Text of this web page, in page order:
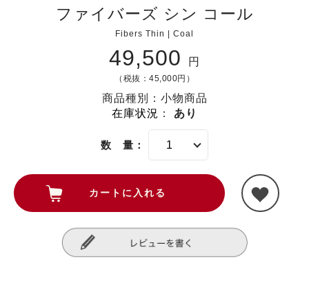
ファイバーズ シン コール
Fibers Thin | Coal
49,500 円
（税抜：45,000円）
商品種別：小物商品
在庫状況 ： あり
数 量：